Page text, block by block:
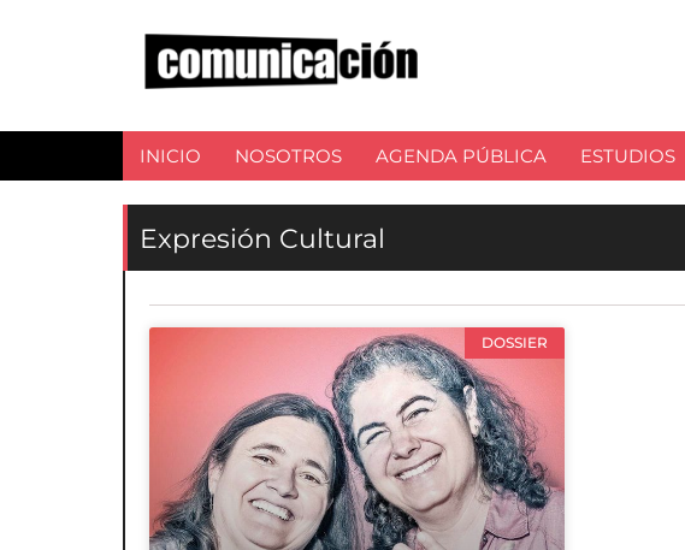
INICIO NOSOTROS AGENDA PÚBLICA ESTUDIOS
Expresión Cultural
DOSSIER